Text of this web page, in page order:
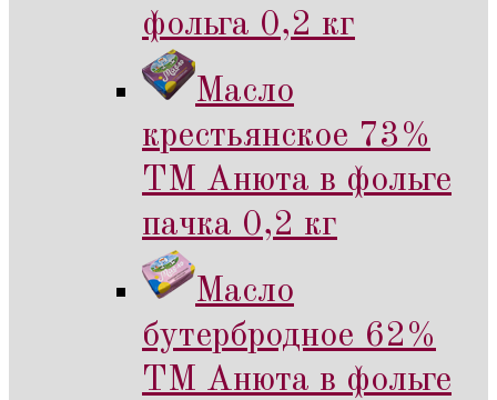
фольга 0,2 кг
Масло
крестьянское 73%
ТМ Анюта в фольге
пачка 0,2 кг
Масло
бутербродное 62%
ТМ Анюта в фольге